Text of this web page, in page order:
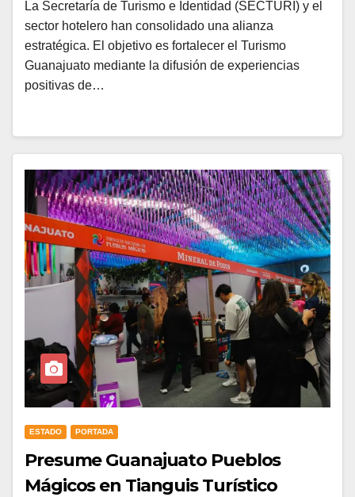
La Secretaría de Turismo e Identidad (SECTURI) y el
sector hotelero han consolidado una alianza
estratégica. El objetivo es fortalecer el Turismo
Guanajuato mediante la difusión de experiencias
positivas de…
ESTADO PORTADA
Presume Guanajuato Pueblos
Mágicos en Tianguis Turístico